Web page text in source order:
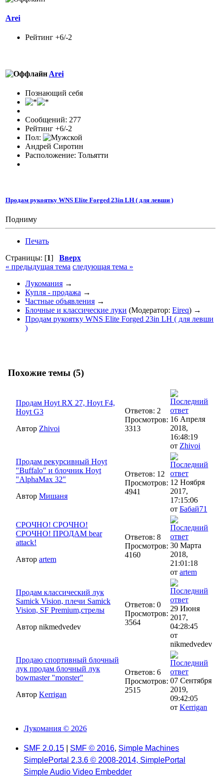
Arei
Рейтинг +6/-2
Arei
Познающий себя
Сообщений: 277
Рейтинг +6/-2
Пол:
Андрей Сиротин
Расположение: Тольятти
Продам рукоятку WNS Elite Forged 23in LH ( для левши )
Подниму
Печать
Страницы: [1] Вверх
« предыдущая тема следующая тема »
Лукомания →
Купля - продажа →
Частные объявления →
Блочные и классические луки (Модератор: Eireq) →
Продам рукоятку WNS Elite Forged 23in LH ( для левши
)
Похожие темы (5)
Продам Hoyt RX 27, Hoyt F4,
Hoyt G3
Автор Zhivoi
Ответов: 2
Просмотров:
3313
16 Апреля
2018,
16:48:19
от Zhivoi
Продам рекурсивный Hoyt
"Buffalo" и блочник Hoyt
"AlphaMax 32"
Автор Мишаня
Ответов: 12
Просмотров:
4941
12 Ноября
2017,
17:15:06
от Бабай71
СРОЧНО! СРОЧНО!
СРОЧНО! ПРОДАМ bear
attack!
Автор artem
Ответов: 8
Просмотров:
4160
30 Марта
2018,
21:01:18
от artem
Продам классический лук
Samick Vision, плечи Samick
Vision, SF Premium,стрелы
Автор nikmedvedev
Ответов: 0
Просмотров:
3564
29 Июня
2017,
04:28:45
от
nikmedvedev
Продаю спортивный блочный
лук продам блочный лук
bowmaster "monster"
Автор Kerrigan
Ответов: 6
Просмотров:
2515
07 Сентября
2019,
09:42:05
от Kerrigan
Лукомания © 2026
SMF 2.0.15 SMF © 2016, Simple Machines
SimplePortal 2.3.6 © 2008-2014, SimplePortal
Simple Audio Video Embedder